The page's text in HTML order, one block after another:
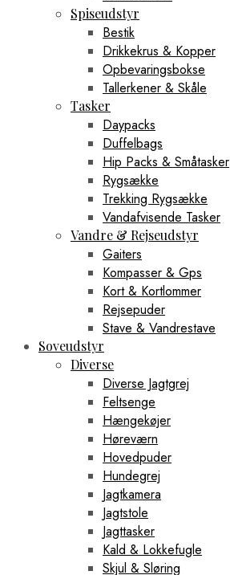
Spiseudstyr
Bestik
Drikkekrus & Kopper
Opbevaringsbokse
Tallerkener & Skåle
Tasker
Daypacks
Duffelbags
Hip Packs & Småtasker
Rygsække
Trekking Rygsække
Vandafvisende Tasker
Vandre & Rejseudstyr
Gaiters
Kompasser & Gps
Kort & Kortlommer
Rejsepuder
Stave & Vandrestave
Soveudstyr
Diverse
Diverse Jagtgrej
Feltsenge
Hængekøjer
Høreværn
Hovedpuder
Hundegrej
Jagtkamera
Jagtstole
Jagttasker
Kald & Lokkefugle
Skjul & Sløring